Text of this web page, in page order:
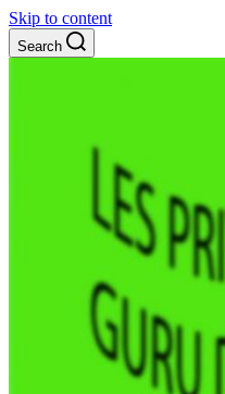
Skip to content
Search